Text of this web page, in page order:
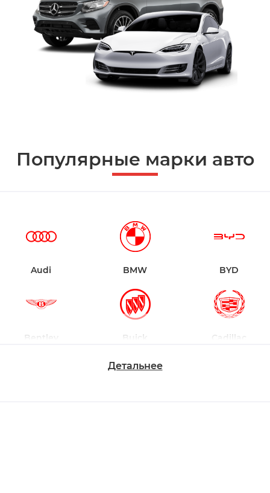
Популярные марки авто
Audi BMW BYD
Bentley Buick Cadillac
Детальнее